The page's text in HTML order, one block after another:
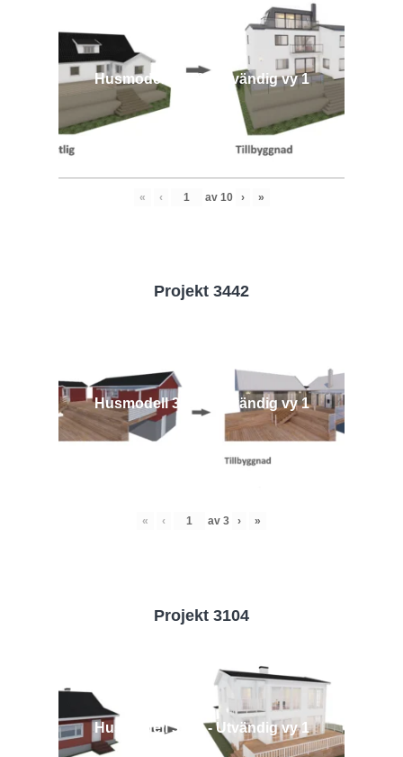
Husmodell 1042 - Utvändig vy 1
« ‹ av 10 › »
Projekt 3442
Husmodell 3442 - Utvändig vy 1
« ‹ av 3 › »
Projekt 3104
Husmodell 3104 - Utvändig vy 1